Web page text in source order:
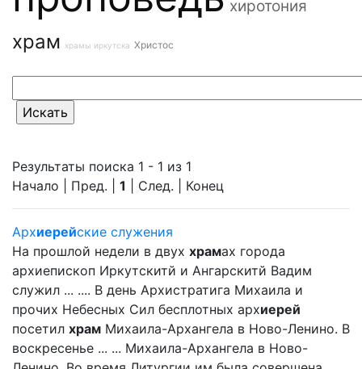
хиротония
храм храмы иркутска Христос
Результаты поиска 1 - 1 из 1
Начало | Пред. | 1 | След. | Конец
Архиерейские служения
На прошлой недели в двух храмах города
архиепископ Иркутскитй и Ангарскитй Вадим
служил ... .... В день Архистратига Михаила и
прочих Небесных Сил бесплотных архиерей
посетил храм Михаила-Архангела в Ново-Ленино. В
воскресенье ... ... Михаила-Архангела в Ново-